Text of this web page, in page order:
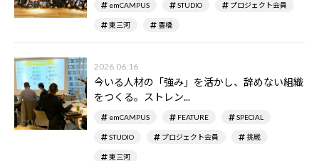
emCAMPUS STUDIO プロジェクト会員
東三河 豊橋
2026.06.16
今いる人材の「強み」を活かし、辞めない組織
をつくる。ストレン...
emCAMPUS FEATURE SPECIAL
STUDIO プロジェクト会員 挑戦
東三河